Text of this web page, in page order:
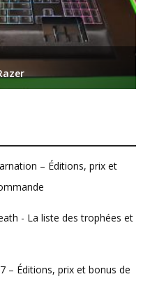
– Éditions, prix et
- La liste des trophées et
– Éditions, prix et bonus de